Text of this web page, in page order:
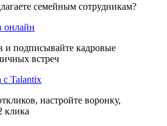
семейным сотрудникам?
онлайн
и подписывайте кадровые
встреч
с Talantix
настройте воронку,
клика